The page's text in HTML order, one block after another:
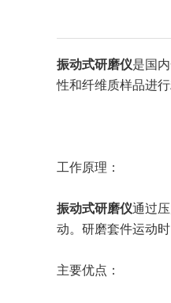
振动式研磨仪是国
性和纤维质样品进
工作原理：
振动式研磨仪通过
动。研磨套件运动
主要优点：